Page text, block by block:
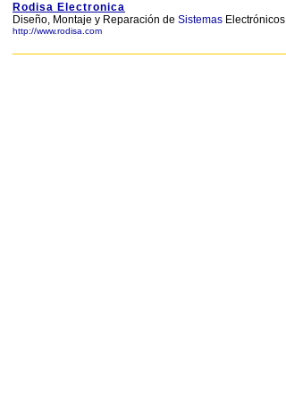
Rodisa Electronica
Diseño, Montaje y Reparación de Sistemas Electrónicos
http://www.rodisa.com